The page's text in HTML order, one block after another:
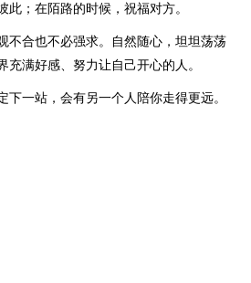
此；在陌路的时候，祝福对方。
不合也不必强求。自然随心，坦坦荡荡
充满好感、努力让自己开心的人。
下一站，会有另一个人陪你走得更远。